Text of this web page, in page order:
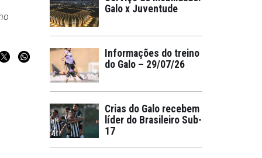
Galo x Juventude
Informações do treino
do Galo – 29/07/26
Crias do Galo recebem
líder do Brasileiro Sub-
17